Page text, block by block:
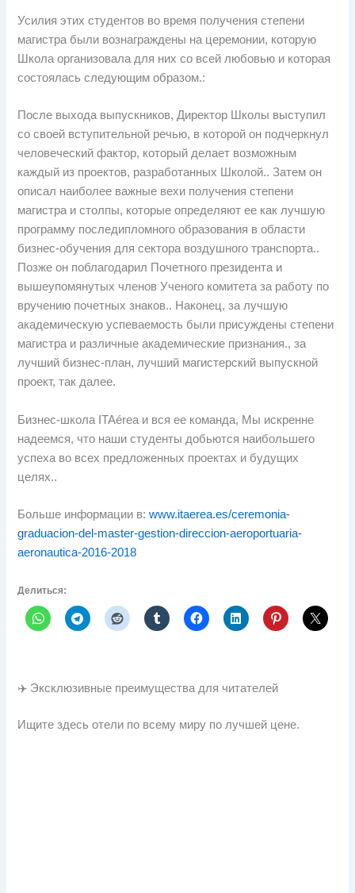
Усилия этих студентов во время получения степени
магистра были вознаграждены на церемонии, которую
Школа организовала для них со всей любовью и которая
состоялась следующим образом.:
После выхода выпускников, Директор Школы выступил
со своей вступительной речью, в которой он подчеркнул
человеческий фактор, который делает возможным
каждый из проектов, разработанных Школой.. Затем он
описал наиболее важные вехи получения степени
магистра и столпы, которые определяют ее как лучшую
программу последипломного образования в области
бизнес-обучения для сектора воздушного транспорта..
Позже он поблагодарил Почетного президента и
вышеупомянутых членов Ученого комитета за работу по
вручению почетных знаков.. Наконец, за лучшую
академическую успеваемость были присуждены степени
магистра и различные академические признания., за
лучший бизнес-план, лучший магистерский выпускной
проект, так далее.
Бизнес-школа ITAérea и вся ее команда, Мы искренне
надеемся, что наши студенты добьются наибольшего
успеха во всех предложенных проектах и ​​будущих
целях..
Больше информации в:www.itaerea.es/ceremonia-
graduacion-del-master-gestion-direccion-aeroportuaria-
aeronautica-2016-2018
Делиться:
✈️ Эксклюзивные преимущества для читателей
Ищите здесь отели по всему миру по лучшей цене.